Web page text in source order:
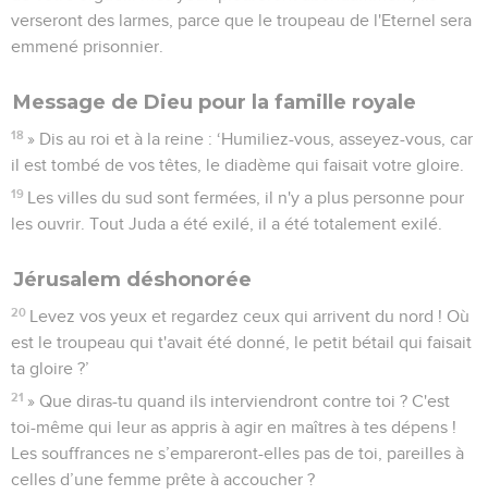
verseront des larmes, parce que le troupeau de l'Eternel sera
emmené prisonnier.
Message de Dieu pour la famille royale
18 » Dis au roi et à la reine : ‘Humiliez-vous, asseyez-vous, car
il est tombé de vos têtes, le diadème qui faisait votre gloire.
19 Les villes du sud sont fermées, il n'y a plus personne pour
les ouvrir. Tout Juda a été exilé, il a été totalement exilé.
Jérusalem déshonorée
20 Levez vos yeux et regardez ceux qui arrivent du nord ! Où
est le troupeau qui t'avait été donné, le petit bétail qui faisait
ta gloire ?’
21 » Que diras-tu quand ils interviendront contre toi ? C'est
toi-même qui leur as appris à agir en maîtres à tes dépens !
Les souffrances ne s’empareront-elles pas de toi, pareilles à
celles d’une femme prête à accoucher ?